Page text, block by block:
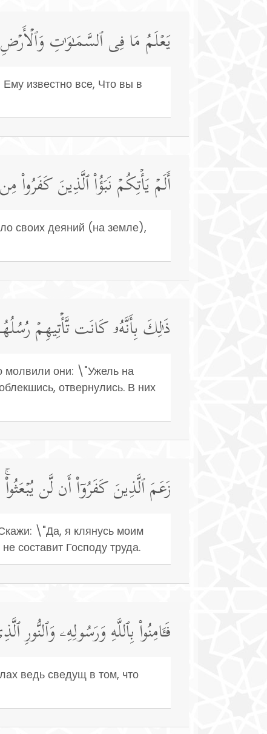
یَعۡلَمُ مَا فِی ٱلسَّمَـٰوَ ٰ⁠تِ
известно все, Что вы в
أَلَمۡ یَأۡتِكُمۡ نَبَؤُا۟ ٱلَّذِینَ كَفَرُوا۟
своих деяний (на земле),
ذَ ٰ⁠لِكَ بِأَنَّهُۥ كَانَت تَّأۡتِیهِمۡ
молвили они: \"Ужель на
отвернулись. В них
زَعَمَ ٱلَّذِینَ كَفَرُوۤا۟ أَن لَّن
\"Да, я клянусь моим
составит Господу труда.
فَـَٔامِنُوا۟ بِٱللَّهِ وَرَسُولِهِۦ وَٱلنُّورِ
ведь сведущ в том, что